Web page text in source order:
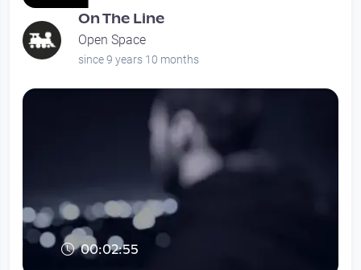
On The Line
Open Space
since 9 years 10 months
00:02:55